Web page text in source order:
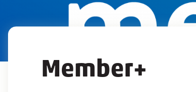
Member+